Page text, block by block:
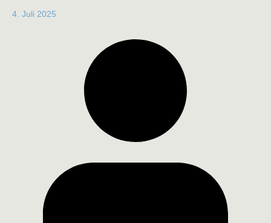
4. Juli 2025